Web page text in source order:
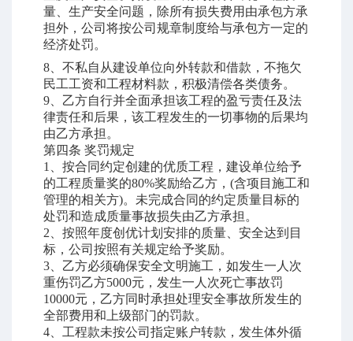
量、生产安全问题，除所有损失费用由承包方承
担外，公司将按公司规章制度给与承包方一定的
经济处罚。
8、 不私自从建设单位向外转款和借款，不拖欠
民工工资和工程材料款，积极清偿各类债务。
9 、乙方自行并全面承担该工程的盈亏责任及法
律责任和后果，该工程发生的一切事物的后果均
由乙方承担。
第四条 奖罚规定
1
、按合同约定创建的优质工程，建设单位给予
的工程质量奖的80%奖励给乙方， (含项目施工和
管理的相关方)。未完成合同的约定质量目标的
处罚和造成质量事故损失由乙方承担。
2 、按照年度创优计划安排的质量、安全达到目
标，公司按照有关规定给予奖励。
3 、乙方必须确保安全文明施工，如发生一人次
重伤罚乙方5000元，发生一人次死亡事故罚
10000元，乙方同时承担处理安全事故所发生的
全部费用和上级部门的罚款。
4 、工程款未按公司指定账户转款，发生体外循